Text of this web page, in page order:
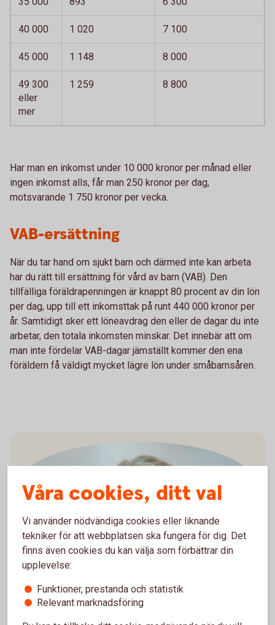
40 000 1 020 7 100
45 000 1 148 8 000
49 300
eller
mer
1 259 8 800
Har man en inkomst under 10 000 kronor per månad eller
ingen inkomst alls, får man 250 kronor per dag,
motsvarande 1 750 kronor per vecka.
VAB-ersättning
När du tar hand om sjukt barn och därmed inte kan arbeta
har du rätt till ersättning för vård av barn (VAB). Den
tillfälliga föräldrapenningen är knappt 80 procent av din lön
per dag, upp till ett inkomsttak på runt 440 000 kronor per
år. Samtidigt sker ett löneavdrag den eller de dagar du inte
arbetar, den totala inkomsten minskar. Det innebär att om
man inte fördelar VAB-dagar jämställt kommer den ena
föräldern få väldigt mycket lägre lön under småbarnsåren.
Madelén Falkenhäll
Ekonom för Finansiell hälsa
Våra cookies, ditt val
Vi använder nödvändiga cookies eller liknande
tekniker för att webbplatsen ska fungera för dig. Det
finns även cookies du kan välja som förbättrar din
upplevelse:
Funktioner, prestanda och statistik
Relevant marknadsföring